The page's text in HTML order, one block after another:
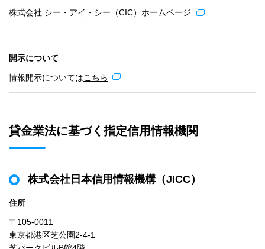
株式会社 シー・アイ・シー（CIC）ホームページ
開示について
情報開示についてはこちら
貸金業法に基づく指定信用情報機関
株式会社日本信用情報機構（JICC）
住所
〒105-0011
東京都港区芝公園2-4-1